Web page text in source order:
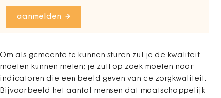
aanmelden
Om als gemeente te kunnen sturen zul je de kwaliteit
moeten kunnen meten; je zult op zoek moeten naar
indicatoren die een beeld geven van de zorgkwaliteit.
Bijvoorbeeld het aantal mensen dat maatschappelijk